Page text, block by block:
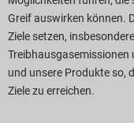
Greif auswirken können.
Ziele setzen,
und unsere Produkte so,
Ziele zu erreichen.